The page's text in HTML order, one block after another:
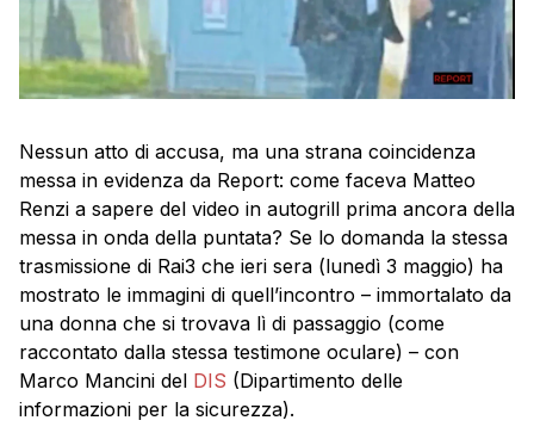
Nessun atto di accusa, ma una strana coincidenza
messa in evidenza da Report: come faceva Matteo
Renzi a sapere del video in autogrill prima ancora della
messa in onda della puntata? Se lo domanda la stessa
trasmissione di Rai3 che ieri sera (lunedì 3 maggio) ha
mostrato le immagini di quell’incontro – immortalato da
una donna che si trovava lì di passaggio (come
raccontato dalla stessa testimone oculare) – con
Marco Mancini del DIS (Dipartimento delle
informazioni per la sicurezza).